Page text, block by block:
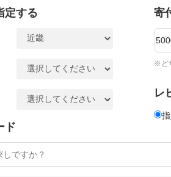
定する 寄
※ど
レ
ド